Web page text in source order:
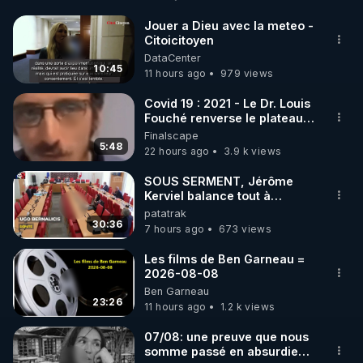
🌱 INSTAGRAM
https://www.instagram.com/rdlr_thierrycasasnovas/
http://rgnr.li/instagram
🌱 LA NEWSLETTER
Pour ne pas rater l’actualité RGNR (stages,
http://rgnr.li/news
🌱 VIDÉOS NON CENSURÉES SUR ODYSEE
Toutes les vidéos Youtube sont aussi sur la
http://rgnr.li/odysee
🌱 LES STAGES EN PRÉSENTIEL
10:45
Jouer a Dieu avec la meteo -
Citoicitoyen
DataCenter
11 hours ago
979 views
5:48
Covid 19 : 2021 - Le Dr. Louis
Fouché renverse le plateau
de CNews !
Finalscape
22 hours ago
3.9 k views
30:36
SOUS SERMENT, Jérôme
Kerviel balance tout à
l'Assemblée !
patatrak
7 hours ago
673 views
23:26
Les films de Ben Garneau =
2026-08-08
Ben Garneau
11 hours ago
1.2 k views
07/08: une preuve que nous
somme passé en absurdie